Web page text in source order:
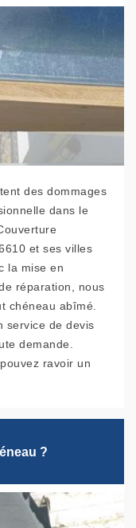
des dommages
dans le
et ses villes
la mise en
réparation, nous
chéneau abîmé.
service de devis
demande.
ravoir un
?